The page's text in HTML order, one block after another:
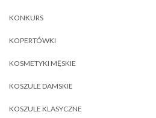
KONKURS
KOPERTÓWKI
KOSMETYKI MĘSKIE
KOSZULE DAMSKIE
KOSZULE KLASYCZNE